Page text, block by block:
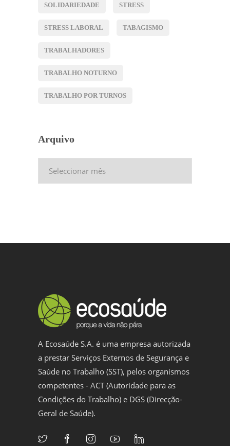
SOLIDARIEDADE STRESS
STRESS LABORAL TABAGISMO
TRABALHADORES
TRABALHO NOTURNO
TRABALHO POR TURNOS
Arquivo
A Ecosaúde S.A. é uma empresa autorizada
a prestar Serviços Externos de Segurança e
Saúde no Trabalho (SST), pelos organismos
competentes - ACT (Autoridade para as
Condições do Trabalho) e DGS (Direcção-
Geral de Saúde).